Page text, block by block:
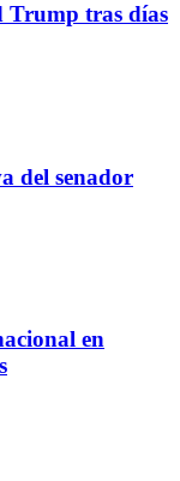
Trump tras días
del senador
en